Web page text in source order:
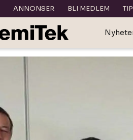
ANNONSER BLI MEDLEM